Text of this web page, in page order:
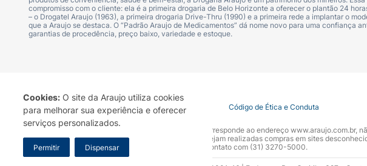
Cookies: O site da Araujo utiliza cookies
para melhorar sua experiência e oferecer
serviços personalizados.
Permitir Dispensar
compromisso com o cliente: ela é a primeira drogaria de Belo Horizonte a oferecer o plantão 24
– o Drogatel Araujo (1963), a primeira drogaria Drive-Thru (1990) e a primeira rede a implantar o
que a Araujo se destaca. O “Padrão Araujo de Medicamentos” dá nome novo para uma confiança
garantias de procedência, preço baixo, variedade e estoque.
Termo de Uso Portal da Privacidade Covid-19 Código de Ética e Conduta
A Drogaria Araujo S/A informa que o seu site oficial corresponde ao endereço
marca. Para sua segurança recomendamos que não sejam realizadas compras em sites
Araujo S.A. Em caso de dúvidas, gentileza entrar em contato com (31) 3270-5000.